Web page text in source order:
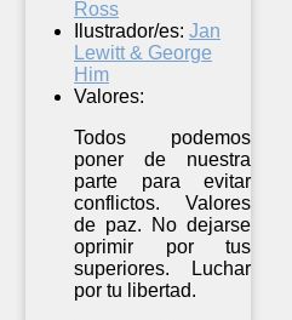
Ross
Ilustrador/es: Jan
Lewitt & George
Him
Valores:
Todos podemos
poner de nuestra
parte para evitar
conflictos. Valores
de paz. No dejarse
oprimir por tus
superiores. Luchar
por tu libertad.